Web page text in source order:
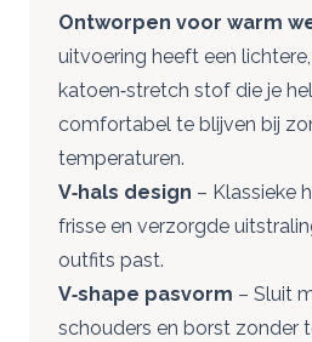
Ontworpen voor warm
uitvoering heeft een
katoen‑stretch stof die je
comfortabel te blijven bij
temperaturen.
V‑hals design – Klassieke
frisse en verzorgde
outfits past.
V‑shape pasvorm – Sluit
schouders en borst zonder